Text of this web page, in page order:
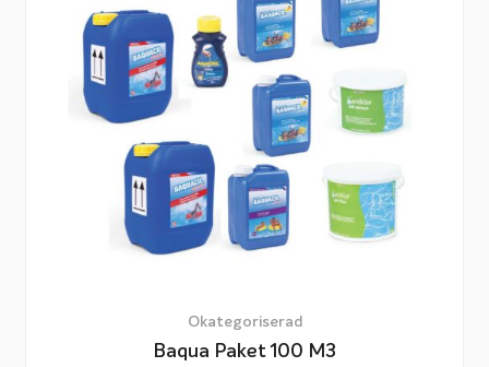
Okategoriserad
Baqua Paket 100 M3